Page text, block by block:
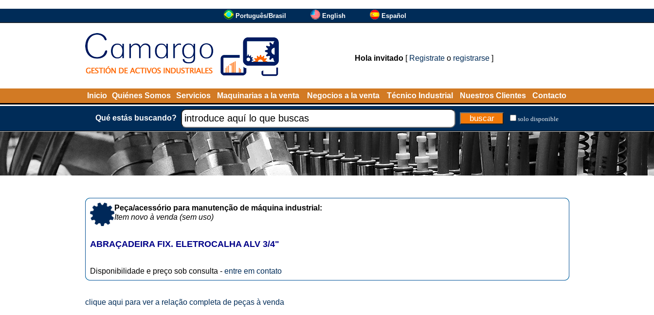
Português/Brasil English Español
Hola invitado[ Registrateo registrarse]
Inicio Quiénes Somos Servicios Maquinarias a la venta Negocios a la venta Técnico Industrial Nuestros Clientes Contacto
Qué estás buscando? solo disponible
Peça/acessório para manutenção de máquina industrial:
Item novo à venda (sem uso)
ABRAÇADEIRA FIX. ELETROCALHA ALV 3/4"
Disponibilidade e preço sob consulta - entre em contato
clique aqui para ver a relação completa de peças à venda